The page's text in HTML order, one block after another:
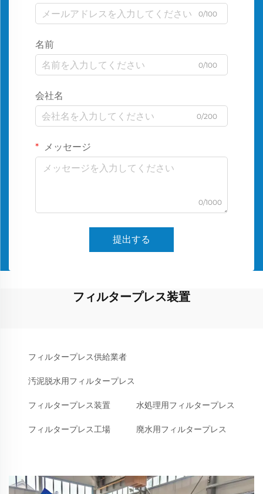
0/100
名前
0/100
会社名
0/200
メッセージ
0/1000
提出する
フィルタープレス装置
フィルタープレス供給業者
汚泥脱水用フィルタープレス
フィルタープレス装置 水処理用フィルタープレス
フィルタープレス工場 廃水用フィルタープレス